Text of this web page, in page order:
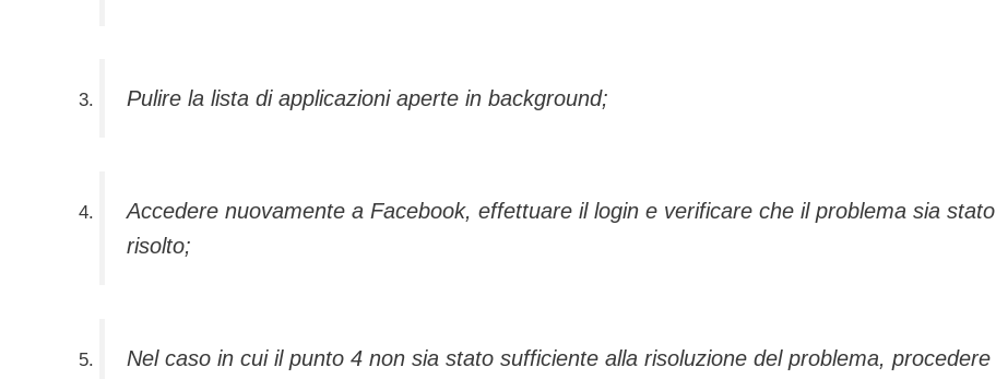
Pulire la lista di applicazioni aperte in background;
Accedere nuovamente a Facebook, effettuare il login e verificare che il problema sia stato
risolto;
Nel caso in cui il punto 4 non sia stato sufficiente alla risoluzione del problema, procedere